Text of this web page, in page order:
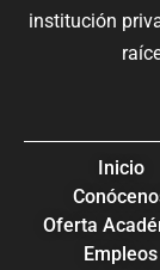
institución
Inicio
Oferta
Empleos